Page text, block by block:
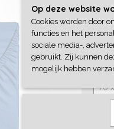
€
✘
Maat
Op deze website
Cookies worden door
functies en het
sociale media-,
gebruikt. Zij kunnen
mogelijk hebben